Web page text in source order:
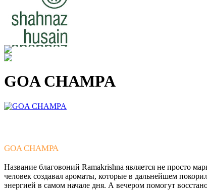
GOA CHAMPA
GOA CHAMPA
Название благовоний Ramakrishna является не просто
человек создавал ароматы, которые в дальнейшем
энергией в самом начале дня. А вечером помогут